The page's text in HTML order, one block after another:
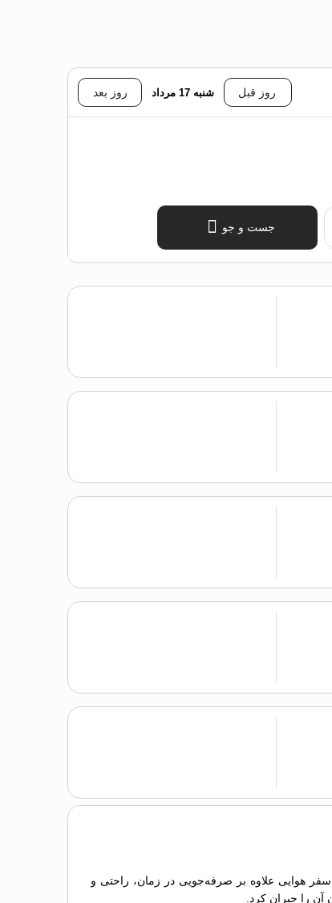
روز قبل شنبه 17 مرداد روز بعد
جست و جو
سفر هوایی علاوه بر صرفه‌جویی در زمان، راحتی و
آن را جبران کرد.